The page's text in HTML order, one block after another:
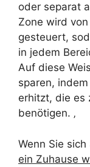
oder separat
Zone wird
gesteuert,
in jedem
Auf diese
sparen,
erhitzt, die es
benötigen. ‚
Wenn Sie
ein Zuhause